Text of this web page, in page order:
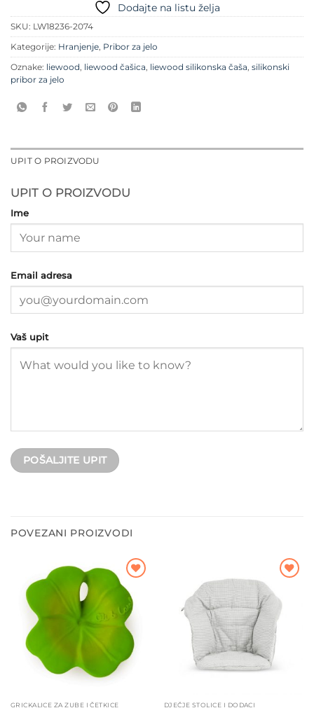
Dodajte na listu želja
SKU: LW18236-2074
Kategorije: Hranjenje, Pribor za jelo
Oznake: liewood, liewood čašica, liewood silikonska čaša, silikonski
pribor za jelo
UPIT O PROIZVODU
UPIT O PROIZVODU
Ime
Email adresa
Vaš upit
POVEZANI PROIZVODI
Dodajte
na listu
želja
GRICKALICE ZA ZUBE I ČETKICE
Dodajte
na listu
DJEČJE STOLICE I DODACI